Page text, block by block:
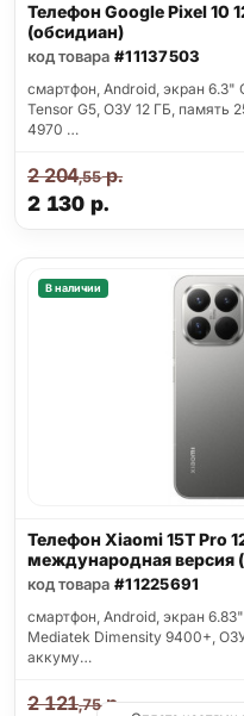
Телефон Google Pixel 10
(обсидиан)
код товара #11137503
смартфон, Android, экран 6.3"
Tensor G5, ОЗУ 12 ГБ, память
4970 …
2 130 р.
2 204,55р.
В наличии
Телефон Xiaomi 15T Pro
международная версия
код товара #11225691
смартфон, Android, экран
Mediatek Dimensity 9400+,
аккуму…
2 121,75р.